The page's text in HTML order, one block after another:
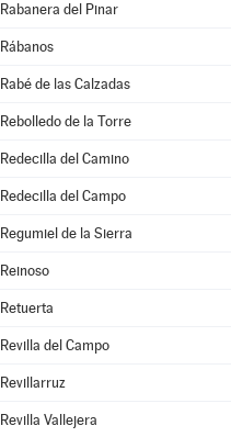
Rabanera del Pinar
Rábanos
Rabé de las Calzadas
Rebolledo de la Torre
Redecilla del Camino
Redecilla del Campo
Regumiel de la Sierra
Reinoso
Retuerta
Revilla del Campo
Revillarruz
Revilla Vallejera